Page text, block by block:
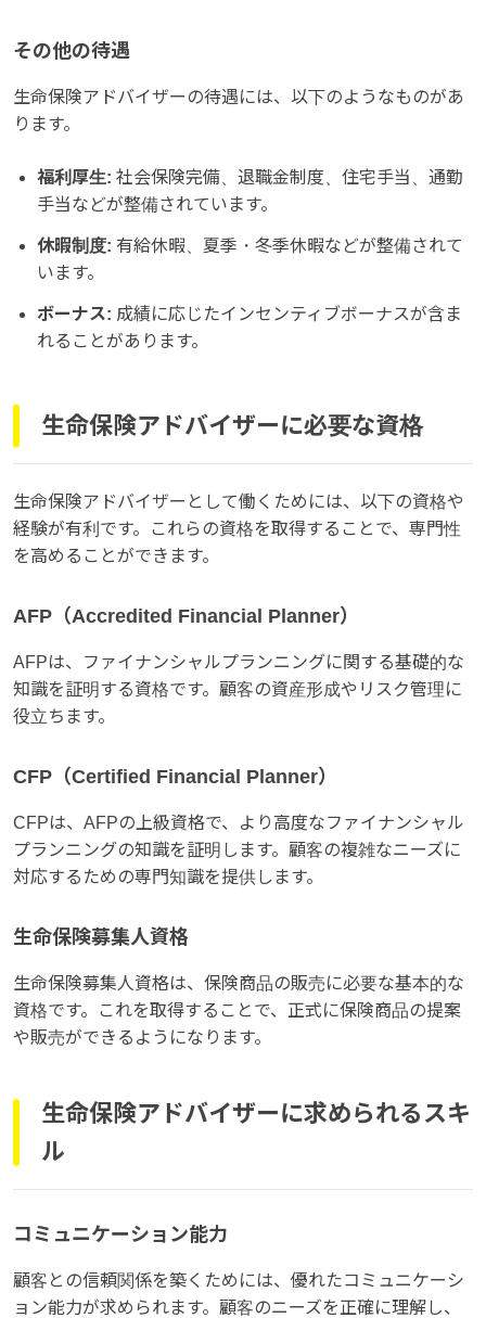
その他の待遇
生命保険アドバイザーの待遇には、以下のようなものがあ
ります。
福利厚生: 社会保険完備、退職金制度、住宅手当、通勤
手当などが整備されています。
休暇制度: 有給休暇、夏季・冬季休暇などが整備されて
います。
ボーナス: 成績に応じたインセンティブボーナスが含ま
れることがあります。
生命保険アドバイザーに必要な資格
生命保険アドバイザーとして働くためには、以下の資格や
経験が有利です。これらの資格を取得することで、専門性
を高めることができます。
AFP（Accredited Financial Planner）
AFPは、ファイナンシャルプランニングに関する基礎的な
知識を証明する資格です。顧客の資産形成やリスク管理に
役立ちます。
CFP（Certified Financial Planner）
CFPは、AFPの上級資格で、より高度なファイナンシャル
プランニングの知識を証明します。顧客の複雑なニーズに
対応するための専門知識を提供します。
生命保険募集人資格
生命保険募集人資格は、保険商品の販売に必要な基本的な
資格です。これを取得することで、正式に保険商品の提案
や販売ができるようになります。
生命保険アドバイザーに求められるスキ
ル
コミュニケーション能力
顧客との信頼関係を築くためには、優れたコミュニケーシ
ョン能力が求められます。顧客のニーズを正確に理解し、